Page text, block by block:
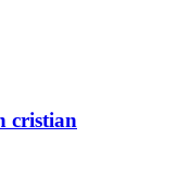
cristian